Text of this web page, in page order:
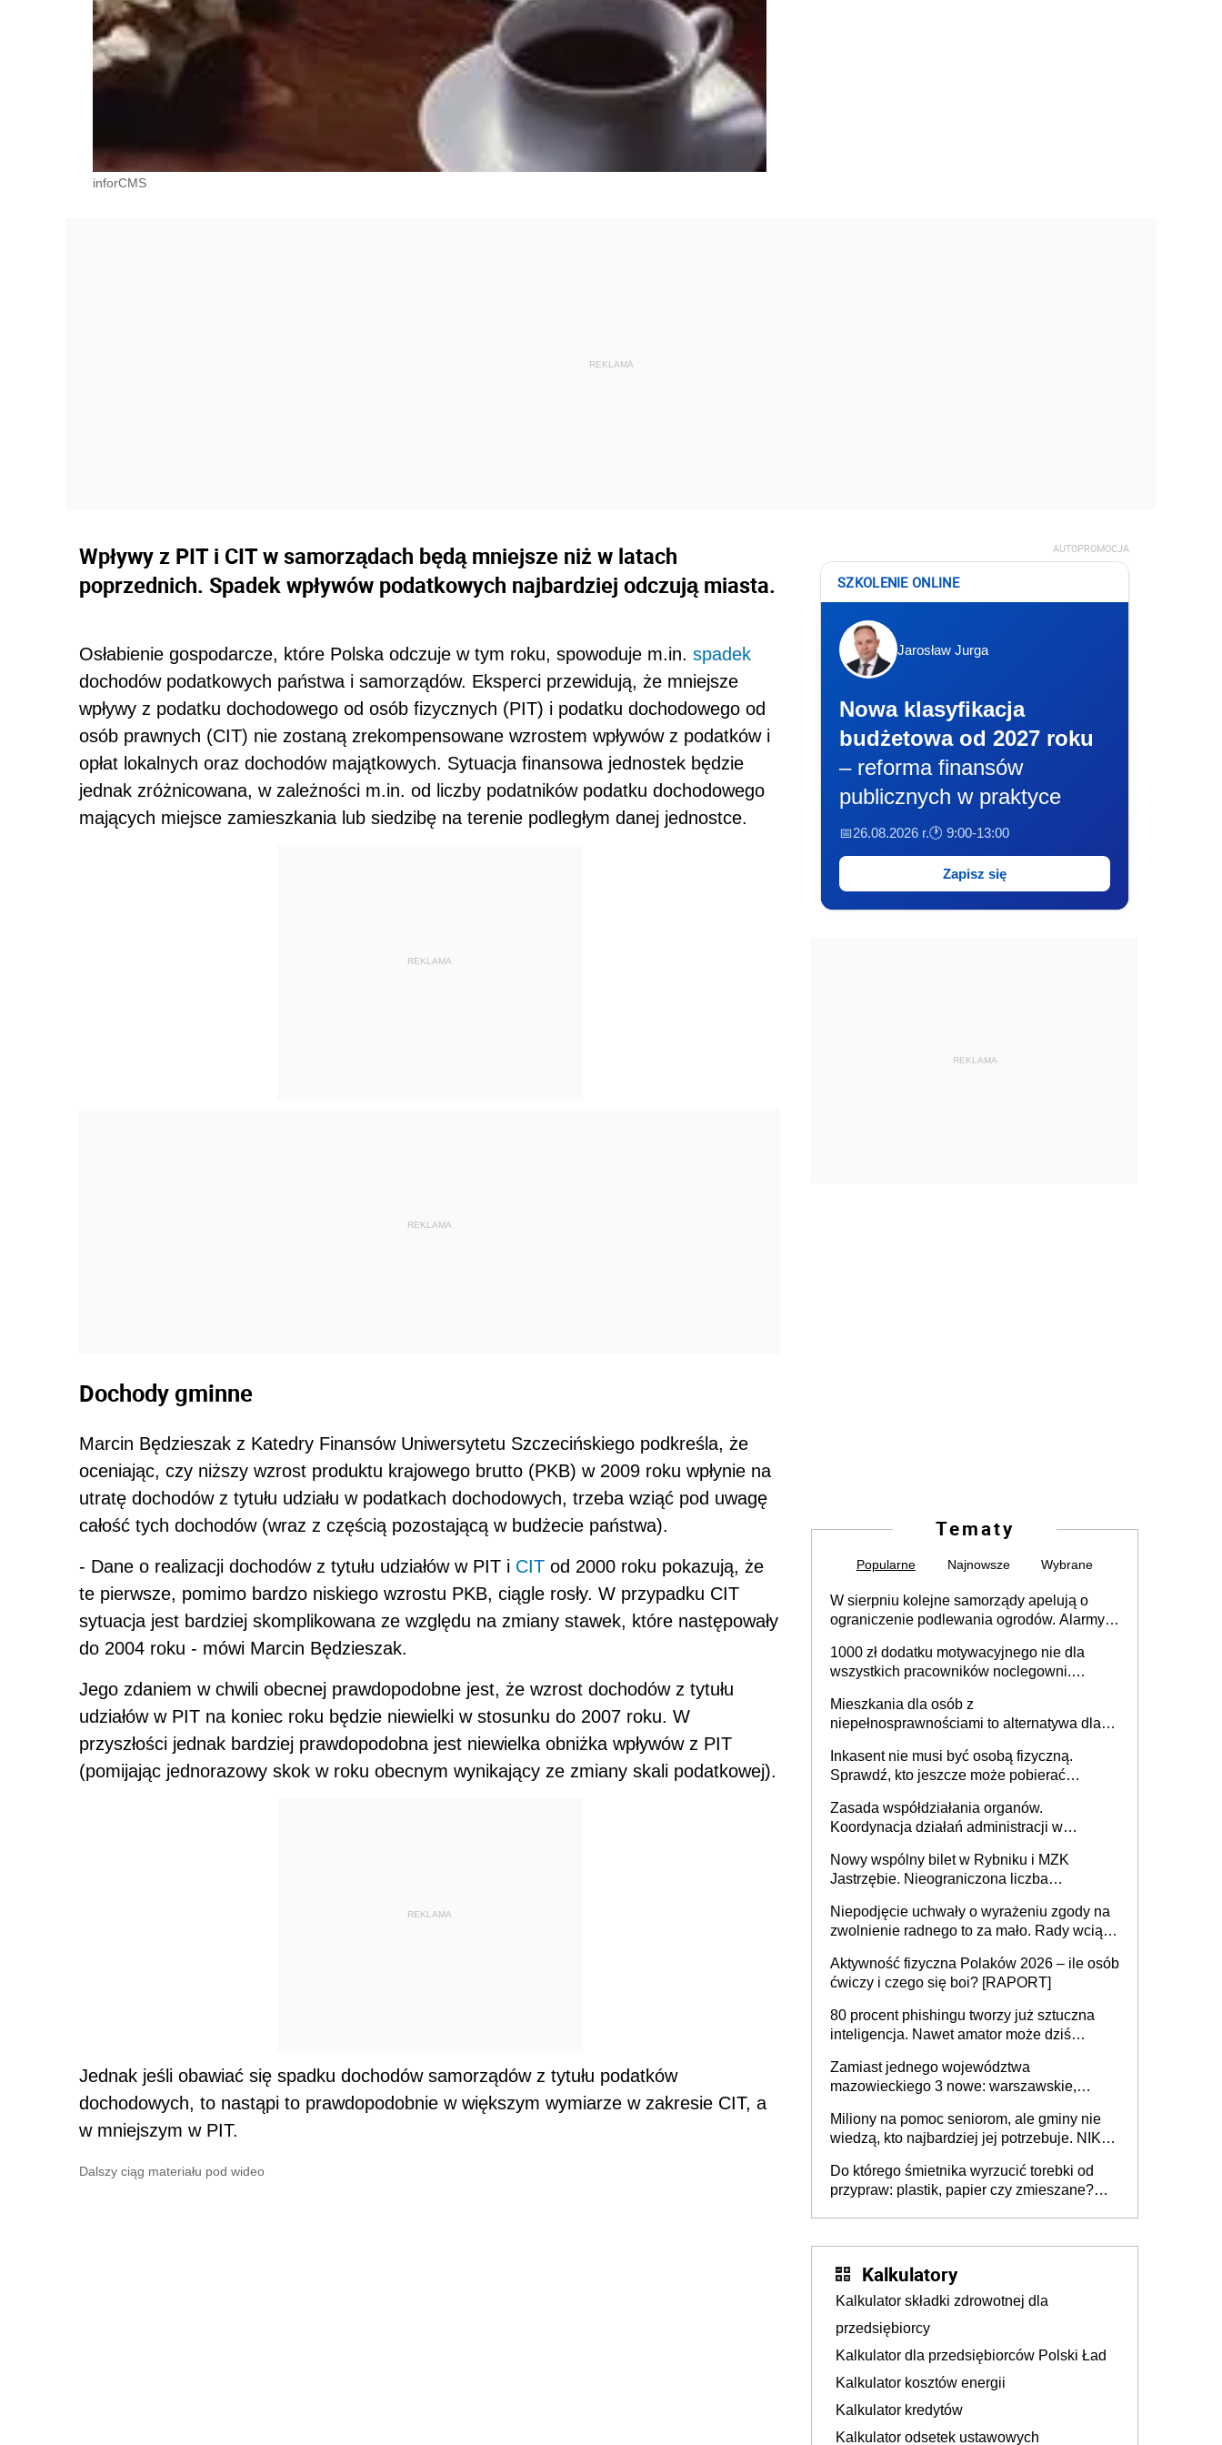
inforCMS
Wpływy z PIT i CIT w samorządach będą mniejsze niż w latach
poprzednich. Spadek wpływów podatkowych najbardziej odczują miasta.
Osłabienie gospodarcze, które Polska odczuje w tym roku, spowoduje m.in. spadek
dochodów podatkowych państwa i samorządów. Eksperci przewidują, że mniejsze
wpływy z podatku dochodowego od osób fizycznych (PIT) i podatku dochodowego od
osób prawnych (CIT) nie zostaną zrekompensowane wzrostem wpływów z podatków i
opłat lokalnych oraz dochodów majątkowych. Sytuacja finansowa jednostek będzie
jednak zróżnicowana, w zależności m.in. od liczby podatników podatku dochodowego
mających miejsce zamieszkania lub siedzibę na terenie podległym danej jednostce.
REKLAMA
REKLAMA
Dochody gminne
Marcin Będzieszak z Katedry Finansów Uniwersytetu Szczecińskiego podkreśla, że
oceniając, czy niższy wzrost produktu krajowego brutto (PKB) w 2009 roku wpłynie na
utratę dochodów z tytułu udziału w podatkach dochodowych, trzeba wziąć pod uwagę
całość tych dochodów (wraz z częścią pozostającą w budżecie państwa).
- Dane o realizacji dochodów z tytułu udziałów w PIT i CIT od 2000 roku pokazują, że
te pierwsze, pomimo bardzo niskiego wzrostu PKB, ciągle rosły. W przypadku CIT
sytuacja jest bardziej skomplikowana ze względu na zmiany stawek, które następowały
do 2004 roku - mówi Marcin Będzieszak.
Jego zdaniem w chwili obecnej prawdopodobne jest, że wzrost dochodów z tytułu
udziałów w PIT na koniec roku będzie niewielki w stosunku do 2007 roku. W
przyszłości jednak bardziej prawdopodobna jest niewielka obniżka wpływów z PIT
(pomijając jednorazowy skok w roku obecnym wynikający ze zmiany skali podatkowej).
REKLAMA
Jednak jeśli obawiać się spadku dochodów samorządów z tytułu podatków
dochodowych, to nastąpi to prawdopodobnie w większym wymiarze w zakresie CIT, a
w mniejszym w PIT.
Dalszy ciąg materiału pod wideo
AUTOPROMOCJA
SZKOLENIE ONLINE
Jarosław Jurga
Nowa klasyfikacja
budżetowa od 2027 roku
– reforma finansów
publicznych w praktyce
📅26.08.2026 r.🕐 9:00-13:00
Zapisz się
REKLAMA
Tematy
Popularne Najnowsze Wybrane
W sierpniu kolejne samorządy apelują o
ograniczenie podlewania ogrodów. Alarmy w
może objąć cały kraj
1000 zł dodatku motywacyjnego nie dla
wszystkich pracowników noclegowni.
Mieszkania dla osób z
niepełnosprawnościami to alternatywa dla
samodzielnie lub z rodziną
Inkasent nie musi być osobą fizyczną.
Sprawdź, kto jeszcze może pobierać
Zasada współdziałania organów.
Koordynacja działań administracji w
Nowy wspólny bilet w Rybniku i MZK
Jastrzębie. Nieograniczona liczba
Niepodjęcie uchwały o wyrażeniu zgody na
zwolnienie radnego to za mało. Rady wciąż
rozstrzygać sprawy
Aktywność fizyczna Polaków 2026 – ile osób
ćwiczy i czego się boi? [RAPORT]
80 procent phishingu tworzy już sztuczna
inteligencja. Nawet amator może dziś
Zamiast jednego województwa
mazowieckiego 3 nowe: warszawskie,
Europie nie ma tak dużych jednostek
stołecznych
Miliony na pomoc seniorom, ale gminy nie
wiedzą, kto najbardziej jej potrzebuje. NIK
Do którego śmietnika wyrzucić torebki od
przypraw: plastik, papier czy zmieszane?
Kalkulatory
Kalkulator składki zdrowotnej dla
przedsiębiorcy
Kalkulator dla przedsiębiorców Polski Ład
Kalkulator kosztów energii
Kalkulator kredytów
Kalkulator odsetek ustawowych